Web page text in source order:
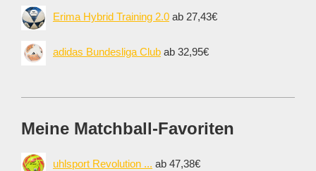
Erima Hybrid Training 2.0ab 27,43€
adidas Bundesliga Club ab 32,95€
Meine Matchball-Favoriten
uhlsport Revolution ... ab 47,38€